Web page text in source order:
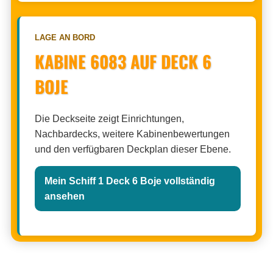
LAGE AN BORD
KABINE 6083 AUF DECK 6
BOJE
Die Deckseite zeigt Einrichtungen,
Nachbardecks, weitere Kabinenbewertungen
und den verfügbaren Deckplan dieser Ebene.
Mein Schiff 1 Deck 6 Boje vollständig
ansehen